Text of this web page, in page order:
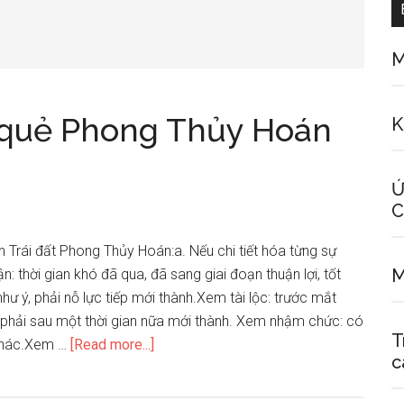
Phong Thủy Hoán
Trái đất Phong Thủy Hoán:a. Nếu chi tiết hóa từng sự
thời gian khó đã qua, đã sang giai đoạn thuận lợi, tốt
ý, phải nỗ lực tiếp mới thành.Xem tài lộc: trước mắt
sau một thời gian nữa mới thành. Xem nhậm chức: có
… [Read more...]